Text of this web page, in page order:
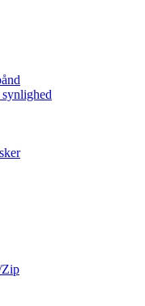
Zip